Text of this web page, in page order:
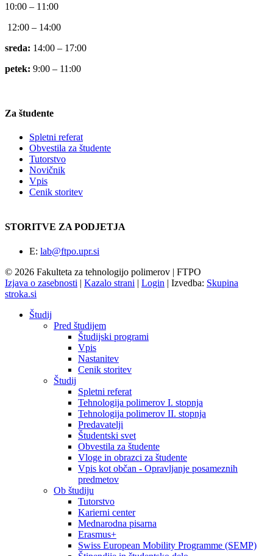
10:00 – 11:00
12:00 – 14:00
sreda: 14:00 – 17:00
petek: 9:00 – 11:00
Za študente
Spletni referat
Obvestila za študente
Tutorstvo
Novičnik
Vpis
Cenik storitev
STORITVE ZA PODJETJA
E: lab@ftpo.upr.si
© 2026 Fakulteta za tehnologijo polimerov | FTPO
Izjava o zasebnosti | Kazalo strani | Login | Izvedba: Skupina
stroka.si
Študij
Pred študijem
Študijski programi
Vpis
Nastanitev
Cenik storitev
Študij
Spletni referat
Tehnologija polimerov I. stopnja
Tehnologija polimerov II. stopnja
Predavatelji
Študentski svet
Obvestila za študente
Vloge in obrazci za študente
Vpis kot občan - Opravljanje posameznih
predmetov
Ob študiju
Tutorstvo
Karierni center
Mednarodna pisarna
Erasmus+
Swiss European Mobility Programme (SEMP)